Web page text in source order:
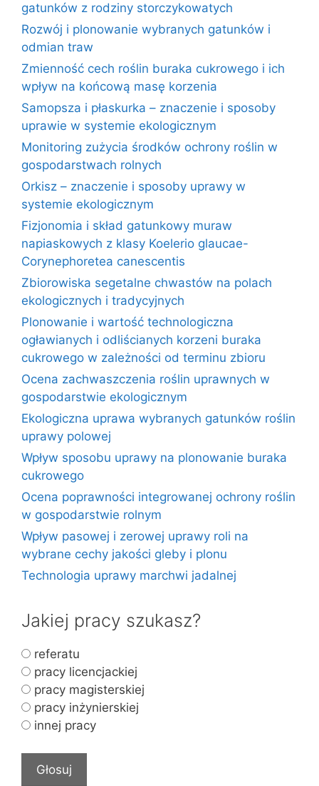
gatunków z rodziny storczykowatych
Rozwój i plonowanie wybranych gatunków i
odmian traw
Zmienność cech roślin buraka cukrowego i ich
wpływ na końcową masę korzenia
Samopsza i płaskurka – znaczenie i sposoby
uprawie w systemie ekologicznym
Monitoring zużycia środków ochrony roślin w
gospodarstwach rolnych
Orkisz – znaczenie i sposoby uprawy w
systemie ekologicznym
Fizjonomia i skład gatunkowy muraw
napiaskowych z klasy Koelerio glaucae-
Corynephoretea canescentis
Zbiorowiska segetalne chwastów na polach
ekologicznych i tradycyjnych
Plonowanie i wartość technologiczna
ogławianych i odliścianych korzeni buraka
cukrowego w zależności od terminu zbioru
Ocena zachwaszczenia roślin uprawnych w
gospodarstwie ekologicznym
Ekologiczna uprawa wybranych gatunków roślin
uprawy polowej
Wpływ sposobu uprawy na plonowanie buraka
cukrowego
Ocena poprawności integrowanej ochrony roślin
w gospodarstwie rolnym
Wpływ pasowej i zerowej uprawy roli na
wybrane cechy jakości gleby i plonu
Technologia uprawy marchwi jadalnej
Jakiej pracy szukasz?
referatu
pracy licencjackiej
pracy magisterskiej
pracy inżynierskiej
innej pracy